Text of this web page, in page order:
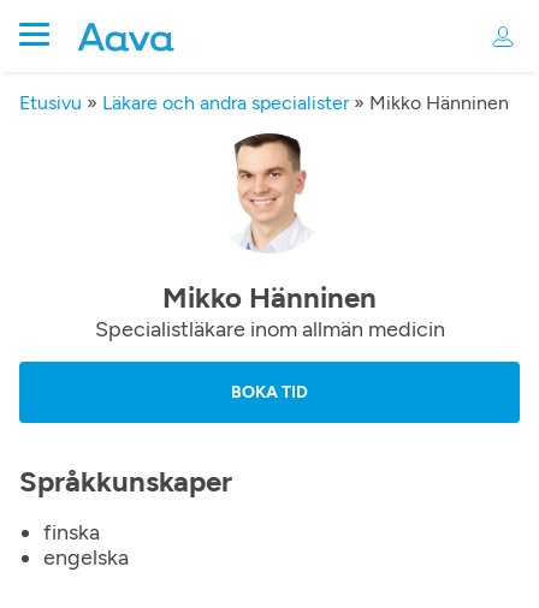
Etusivu » Läkare och andra specialister» Mikko Hänninen
Mikko Hänninen
Specialistläkare inom allmän medicin
BOKA TID
Språkkunskaper
finska
engelska